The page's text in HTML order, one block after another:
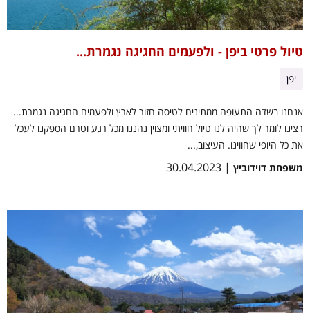
טיול פרטי ביפן - ולפעמים החגיגה נגמרת...
יפן
אנחנו בשדה התעופה ממתינים לטיסה חזור לארץ ולפעמים החגיגה נגמרת...
רצינו לומר לך שהיה לנו טיול חוויתי ומצוין נהננו מכל רגע וטרם הספקנו לעכל
את כל היופי שחווינו. העיצוב,...
משפחת דוידוביץ | 30.04.2023